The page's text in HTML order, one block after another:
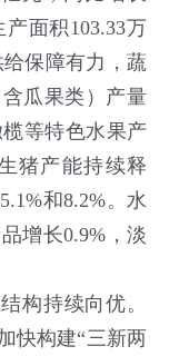
面积103.33万
保障有力，蔬
瓜果类）产量
等特色水果产
猪产能持续释
和8.2%。水
增长0.9%，淡
构持续向优。
快构建“三新两